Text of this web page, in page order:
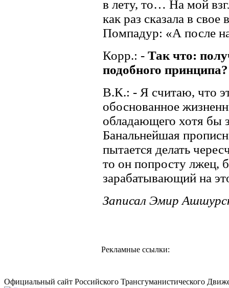
в лету, то… На мой
как раз сказала в
Помпадур: «А после
Корр.: - Так что:
подобного принципа?
В.К.: - Я считаю, что
обоснованное
обладающего хотя бы
Банальнейшая
пытается делать
то он попросту лжец,
зарабатывающий на
Записал Эмир
Рекламные ссылки:
Официальный сайт Российского Трансгуманистического